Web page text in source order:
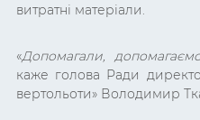
витратні матеріали.
«Допомагали,
каже голова Ради
вертольоти» Володимир